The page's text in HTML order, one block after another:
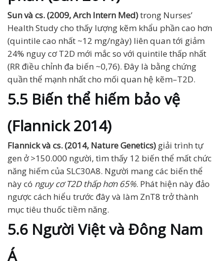
Sun và cs. (2009, Arch Intern Med)trong Nurses’
Health Study cho thấy lượng kẽm khẩu phần cao hơn
(quintile cao nhất ~12 mg/ngày) liên quan tới giảm
24% nguy cơ T2D mới mắc so với quintile thấp nhất
(RR điều chỉnh đa biến ~0,76). Đây là bằng chứng
quần thể mạnh nhất cho mối quan hệ kẽm–T2D.
5.5 Biến thể hiếm bảo vệ
(Flannick 2014)
Flannick và cs. (2014, Nature Genetics) giải trình tự
gen ở >150.000 người, tìm thấy 12 biến thể mất chức
năng hiếm của SLC30A8. Người mang các biến thể
này có nguy cơ T2D thấp hơn 65%. Phát hiện này đảo
ngược cách hiểu trước đây và làm ZnT8 trở thành
mục tiêu thuốc tiềm năng.
5.6 Người Việt và Đông Nam
Á